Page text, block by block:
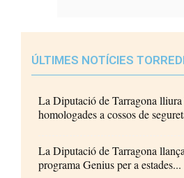
ÚLTIMES NOTÍCIES
La Diputació de Tarragona
homologades a cossos de
La Diputació de Tarragona
programa Genius per a estades...